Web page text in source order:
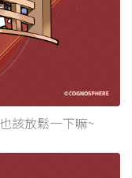
該放鬆一下嘛~